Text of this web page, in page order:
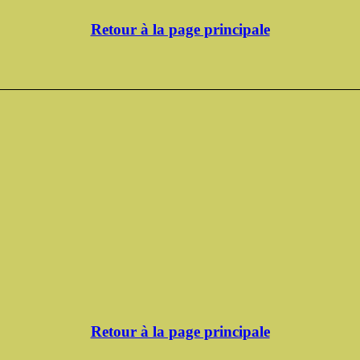
Retour à la page principale
Retour à la page principale